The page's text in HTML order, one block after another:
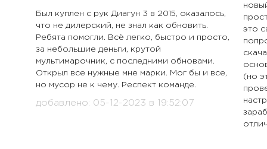
Был куплен с рук Диагун 3 в 2015, оказалось,
что не дилерский, не знал как обновить.
Ребята помогли. Всё легко, быстро и просто,
за небольшие деньги, крутой
мультимарочник, с последними обновами.
Открыл все нужные мне марки. Мог бы и все,
но мусор не к чему. Респект команде.
добавлено: 05-12-2023 в 19:52:07
это
(но